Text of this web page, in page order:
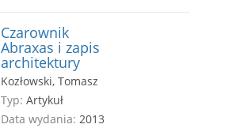
Czarownik
Abraxas i zapis
architektury
Kozłowski, Tomasz
Typ: Artykuł
Data wydania: 2013